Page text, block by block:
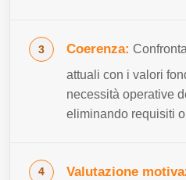
Coerenza:
attuali con i valori
necessità operative
eliminando requisiti
Valutazione